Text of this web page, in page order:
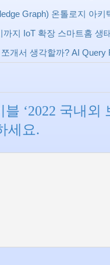
Graph) 온톨로지 아키
지 IoT 확장 스마트홈 생
개서 생각할까? AI Query
‘2022 국내
세요.